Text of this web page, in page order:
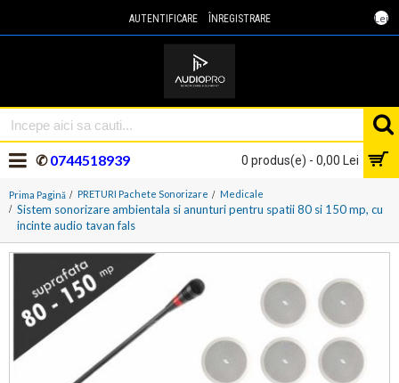
Lei
AUTENTIFICARE ÎNREGISTRARE
0 produs(e) - 0,00 Lei
✆0744518939
Prima Pagină PRETURI Pachete Sonorizare Medicale
Sistem sonorizare ambientala si anunturi pentru spatii 80 si 150 mp, cu
incinte audio tavan fals